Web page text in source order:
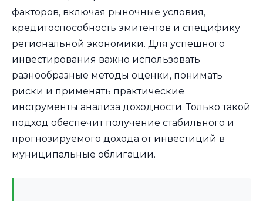
факторов, включая рыночные условия,
кредитоспособность эмитентов и специфику
региональной экономики. Для успешного
инвестирования важно использовать
разнообразные методы оценки, понимать
риски и применять практические
инструменты анализа доходности. Только такой
подход обеспечит получение стабильного и
прогнозируемого дохода от инвестиций в
муниципальные облигации.